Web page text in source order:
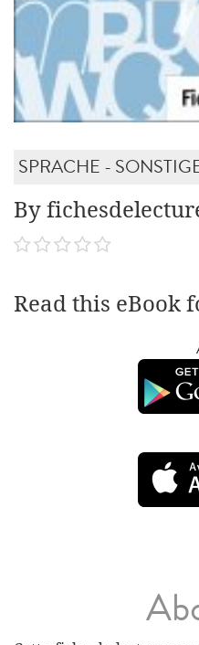
SPRACHE -
By
Read this eBook